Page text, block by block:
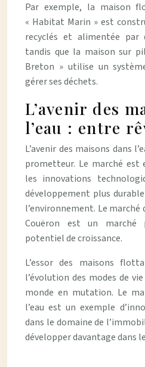
Par exemple, la maison
« Habitat Marin » est
recyclés et alimentée par
tandis que la maison sur
Breton » utilise un
gérer ses déchets.
L’avenir des
l’eau : entre
L’avenir des maisons dans
prometteur. Le marché est
les innovations
développement plus
l’environnement. Le marché
Couëron est un
potentiel de croissance.
L’essor des maisons
l’évolution des modes de
monde en mutation. Le
l’eau est un exemple
dans le domaine de
développer davantage dans